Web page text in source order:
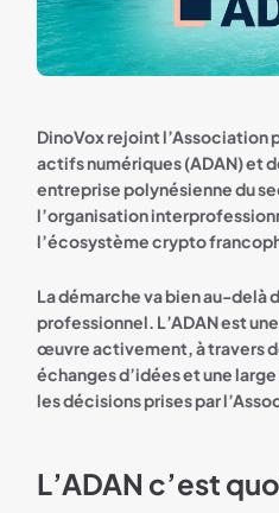
DinoVox rejoint l’Association
actifs numériques (ADAN) et
entreprise polynésienne du
l’organisation
l’écosystème crypto
La démarche va bien au-delà
professionnel. L’ADAN est
œuvre activement, à travers
échanges d’idées et une
les décisions prises par
L’ADAN c’est